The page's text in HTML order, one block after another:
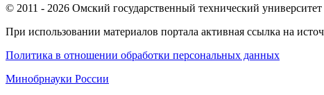
© 2011 - 2026 Омский государственный технический
При использовании материалов портала активная ссылка на
Политика в отношении обработки персональных данных
Минобрнауки России